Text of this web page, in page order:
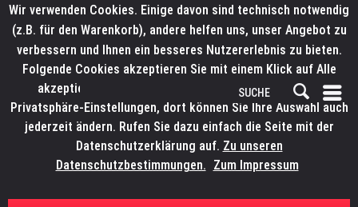
ELATION Fuze PFX und LITECRAFT WashX.432 sw erweitern Gerätepark
Wir verwenden Cookies. Einige davon sind technisch notwendig
(z.B. für den Warenkorb), andere helfen uns, unser Angebot zu
verbessern und Ihnen ein besseres Nutzererlebnis zu bieten.
Folgende Cookies akzeptieren Sie mit einem Klick auf Alle
akzeptieren. Weitere Informationen finden Sie in den
Privatsphäre-Einstellungen, dort können Sie Ihre Auswahl auch
jederzeit ändern. Rufen Sie dazu einfach die Seite mit der
Datenschutzerklärung auf. Zu unseren
Datenschutzbestimmungen. Zum Impressum